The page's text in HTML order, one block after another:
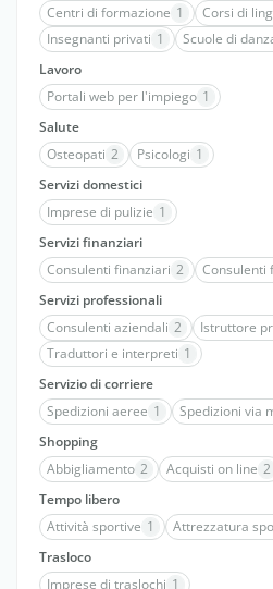
Centri di formazione 1 Corsi di
Insegnanti privati 1 Scuole di
Lavoro
Portali web per l'impiego 1
Salute
Osteopati 2 Psicologi 1
Servizi domestici
Imprese di pulizie 1
Servizi finanziari
Consulenti finanziari 2 Consulenti
Servizi professionali
Consulenti aziendali 2 Istruttore
Traduttori e interpreti 1
Servizio di corriere
Spedizioni aeree 1 Spedizioni via
Shopping
Abbigliamento 2 Acquisti on line 2
Tempo libero
Attività sportive 1 Attrezzatura
Trasloco
Imprese di traslochi 1